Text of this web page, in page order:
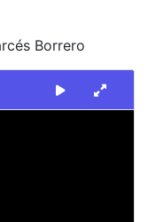
Borrero